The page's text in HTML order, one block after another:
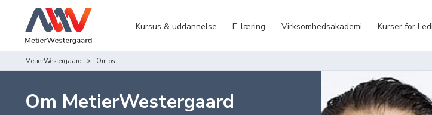
Kursus & uddannelse E-læring Virksomhedsakademi Kurser for
MetierWestergaard Om os
Om MetierWestergaard